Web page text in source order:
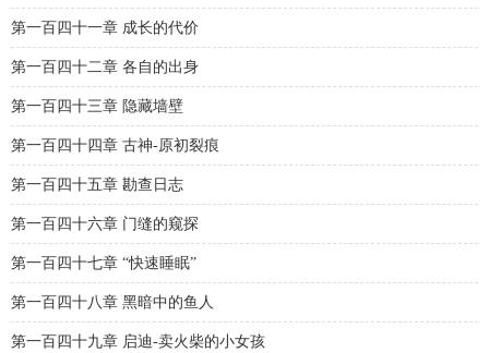
第一百四十一章 成长的代价
第一百四十二章 各自的出身
第一百四十三章 隐藏墙壁
第一百四十四章 古神-原初裂痕
第一百四十五章 勘查日志
第一百四十六章 门缝的窥探
第一百四十七章 “快速睡眠”
第一百四十八章 黑暗中的鱼人
第一百四十九章 启迪-卖火柴的小女孩